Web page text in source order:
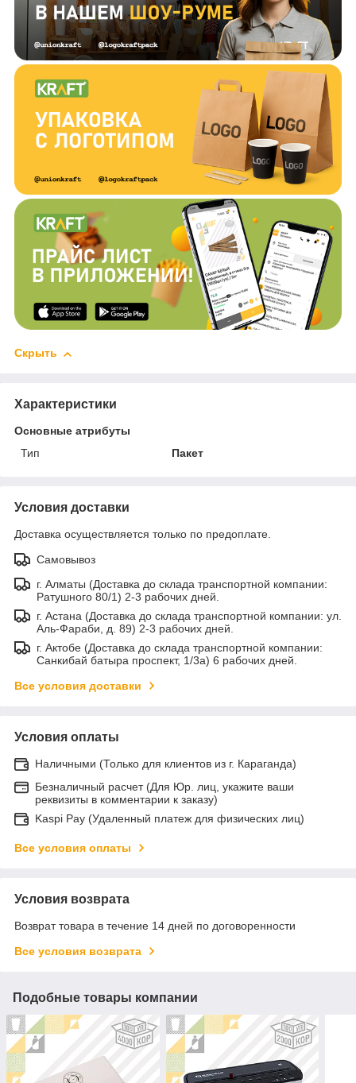
Скрыть
Характеристики
Основные атрибуты
Тип
Пакет
Условия доставки
Доставка осуществляется только по предоплате.
Самовывоз
г. Алматы (Доставка до склада транспортной компании:
Ратушного 80/1) 2-3 рабочих дней.
г. Астана (Доставка до склада транспортной компании: ул.
Аль-Фараби, д. 89) 2-3 рабочих дней.
г. Актобе (Доставка до склада транспортной компании:
Санкибай батыра проспект, 1/3а) 6 рабочих дней.
Все условия доставки
Условия оплаты
Наличными (Только для клиентов из г. Караганда)
Безналичный расчет (Для Юр. лиц, укажите ваши
реквизиты в комментарии к заказу)
Kaspi Pay (Удаленный платеж для физических лиц)
Все условия оплаты
Условия возврата
Возврат товара в течение 14 дней по договоренности
Все условия возврата
Подобные товары компании